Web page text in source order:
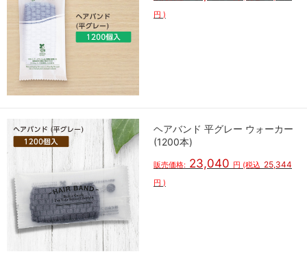
円 )
ヘアバンド 平グレー ウォーカー
(1200本)
販売価格: 23,040 円 (税込 25,344
円 )